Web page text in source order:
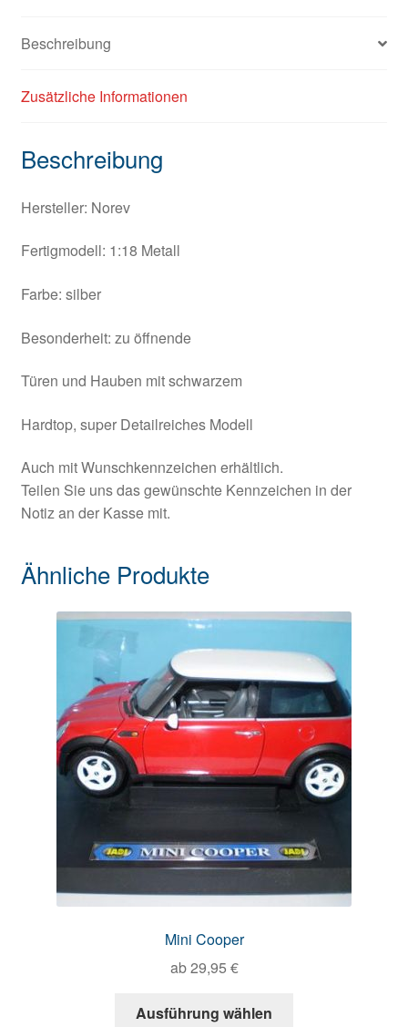
Beschreibung
Zusätzliche Informationen
Beschreibung
Hersteller: Norev
Fertigmodell: 1:18 Metall
Farbe: silber
Besonderheit: zu öffnende
Türen und Hauben mit schwarzem
Hardtop, super Detailreiches Modell
Auch mit Wunschkennzeichen erhältlich.
Teilen Sie uns das gewünschte Kennzeichen in der
Notiz an der Kasse mit.
Ähnliche Produkte
Mini Cooper
ab29,95 €
Ausführung wählen